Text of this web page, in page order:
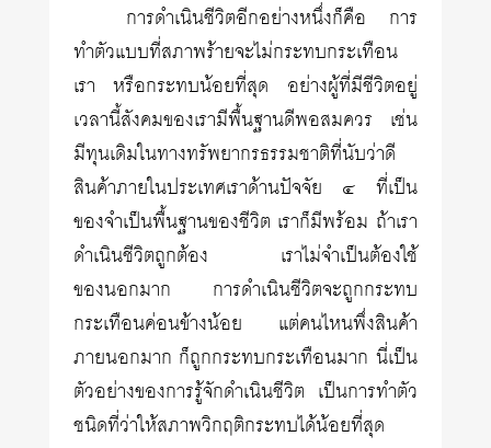
การดำเนินชีวิตอีกอย่างหนึ่งก็คือ การ
ทำตัวแบบที่สภาพร้ายจะไม่กระทบกระเทือน
เรา หรือกระทบน้อยที่สุด อย่างผู้ที่มีชีวิตอยู่
เวลานี้สังคมของเรามีพื้นฐานดีพอสมควร เช่น
มีทุนเดิมในทางทรัพยากรธรรมชาติที่นับว่าดี
สินค้าภายในประเทศเราด้านปัจจัย ๔ ที่เป็น
ของจำเป็นพื้นฐานของชีวิต เราก็มีพร้อม ถ้าเรา
ดำเนินชีวิตถูกต้อง เราไม่จำเป็นต้องใช้
ของนอกมาก การดำเนินชีวิตจะถูกกระทบ
กระเทือนค่อนข้างน้อย แต่คนไหนพึ่งสินค้า
ภายนอกมาก ก็ถูกกระทบกระเทือนมาก นี่เป็น
ตัวอย่างของการรู้จักดำเนินชีวิต เป็นการทำตัว
ชนิดที่ว่าให้สภาพวิกฤติกระทบได้น้อยที่สุด